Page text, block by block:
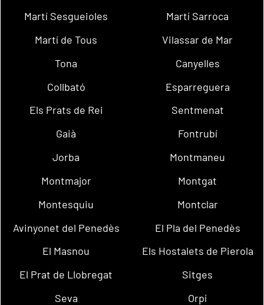
Martí Sesgueioles
Martí Sarroca
Martí de Tous
Vilassar de Mar
Tona
Canyelles
Collbató
Esparreguera
Els Prats de Rei
Sentmenat
Gaià
Fontrubí
Jorba
Montmaneu
Montmajor
Montgat
Montesquiu
Montclar
Avinyonet del Penedès
El Pla del Penedès
El Masnou
Els Hostalets de Pierola
El Prat de Llobregat
Sitges
Seva
Orpí